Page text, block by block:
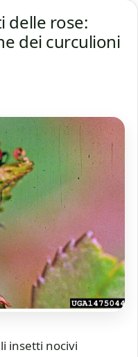
delle rose:
dei curculioni
insetti nocivi